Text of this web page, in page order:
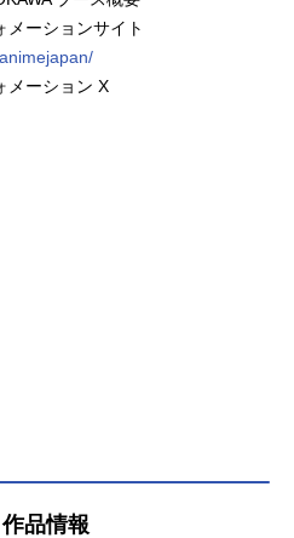
メーションサイト
メーション X
品情報